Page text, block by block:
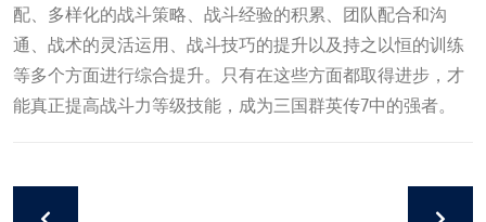
配、多样化的战斗策略、战斗经验的积累、团队配合和沟
通、战术的灵活运用、战斗技巧的提升以及持之以恒的训练
等多个方面进行综合提升。只有在这些方面都取得进步，才
能真正提高战斗力等级技能，成为三国群英传7中的强者。